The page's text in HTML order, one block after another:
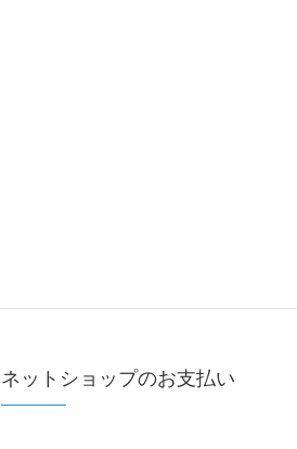
ネットショップのお支払い